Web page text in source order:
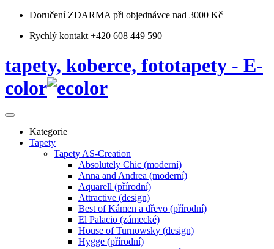
Doručení ZDARMA při objednávce nad 3000 Kč
Rychlý kontakt +420 608 449 590
tapety, koberce, fototapety - E-
color
Kategorie
Tapety
Tapety AS-Creation
Absolutely Chic (moderní)
Anna and Andrea (moderní)
Aquarell (přírodní)
Attractive (design)
Best of Kámen a dřevo (přírodní)
El Palacio (zámecké)
House of Turnowsky (design)
Hygge (přírodní)